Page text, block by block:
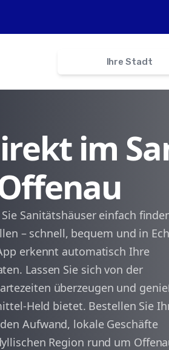
Ihre Stadt
Bad Wimpfen
Bad Friedrichshall
Haßmersheim
arrow_back 1
im
Sanitätshäuser einfach
– schnell, bequem und in
erkennt automatisch Ihre
Lassen Sie sich von der
überzeugen und
Held bietet. Bestellen Sie
Aufwand, lokale Geschäfte
Region rund um